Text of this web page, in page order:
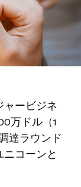
ービジネ
万ドル（1
達ラウンド
コーンと